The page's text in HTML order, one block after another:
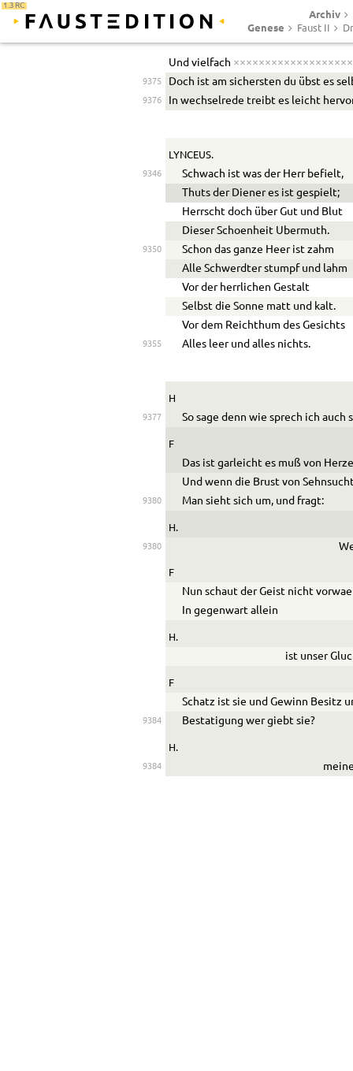
1.3 RC
Archiv
Genese
Faust II
Und vielfach
9375 Doch ist am sichersten du übst es
9376 In wechselrede treibt es leicht
LYNCEUS.
9346
Schwach ist was der Herr befielt,
Thuts der Diener es ist gespielt;
Herrscht doch über Gut und Blut
Dieser Schoenheit U bermuth.
9350
Schon das ganze Heer ist zahm
Alle Schwerdter stumpf und lahm
Vor der herrlichen Gestalt
Selbst die Sonne matt und kalt.
Vor dem Reichthum des Gesichts
9355 Alles leer und alles nichts.
H
9377 So sage denn wie sprech ich auch
F
Das ist garleicht es muß von
Und wenn die Brust von
9380 Man sieht sich um, und fragt:
H.
9380
F
Nun schaut der Geist nicht
In gegenwart allein
H.
ist unser Glu
F
Schatz ist sie und Gewinn Besitz
9384 Bestatigung wer giebt sie?
H.
9384